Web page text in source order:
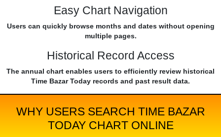
Easy Chart Navigation
Users can quickly browse months and dates without opening
multiple pages.
Historical Record Access
The annual chart enables users to efficiently review historical
Time Bazar Today records and past result data.
WHY USERS SEARCH TIME BAZAR
TODAY CHART ONLINE